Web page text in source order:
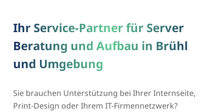
Ihr Service-Partner für Server
Beratung und Aufbau in Brühl
und Umgebung
Sie brauchen Unterstützung bei Ihrer Internseite,
Print-Design oder Ihrem IT-Firmennetzwerk?